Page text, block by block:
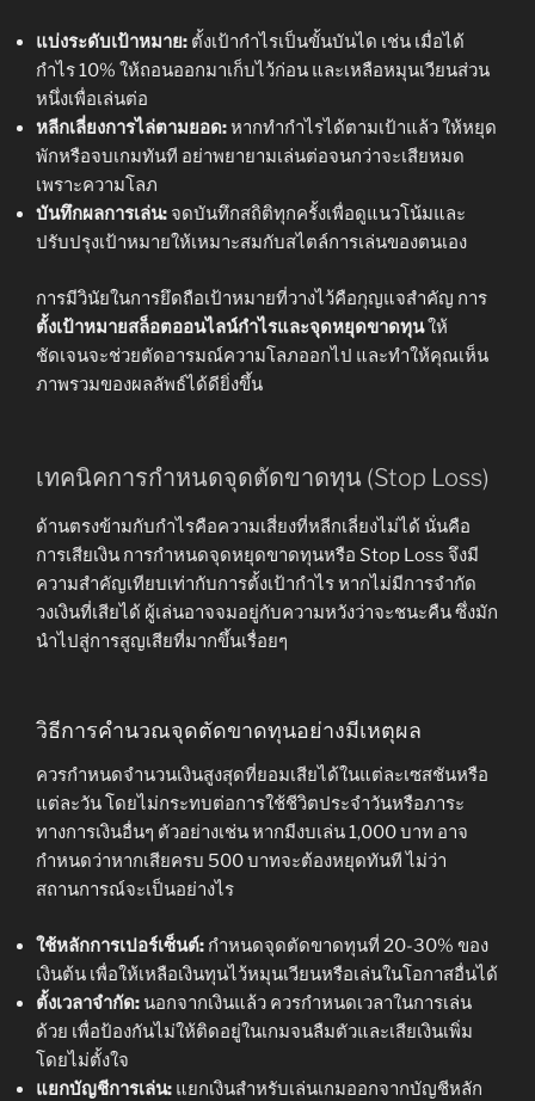
แบ่งระดับเป้าหมาย: ตั้งเป้ากำไรเป็นขั้นบันได เช่น เมื่อได้
กำไร 10% ให้ถอนออกมาเก็บไว้ก่อน และเหลือหมุนเวียนส่วน
หนึ่งเพื่อเล่นต่อ
หลีกเลี่ยงการไล่ตามยอด:หากทำกำไรได้ตามเป้าแล้ว ให้หยุด
พักหรือจบเกมทันที อย่าพยายามเล่นต่อจนกว่าจะเสียหมด
เพราะความโลภ
บันทึกผลการเล่น: จดบันทึกสถิติทุกครั้งเพื่อดูแนวโน้มและ
ปรับปรุงเป้าหมายให้เหมาะสมกับสไตล์การเล่นของตนเอง
การมีวินัยในการยึดถือเป้าหมายที่วางไว้คือกุญแจสำคัญ การ
ตั้งเป้าหมายสล็อตออนไลน์กำไรและจุดหยุดขาดทุนให้
ชัดเจนจะช่วยตัดอารมณ์ความโลภออกไป และทำให้คุณเห็น
ภาพรวมของผลลัพธ์ได้ดียิ่งขึ้น
เทคนิคการกำหนดจุดตัดขาดทุน (Stop Loss)
ด้านตรงข้ามกับกำไรคือความเสี่ยงที่หลีกเลี่ยงไม่ได้ นั่นคือ
การเสียเงิน การกำหนดจุดหยุดขาดทุนหรือ Stop Loss จึงมี
ความสำคัญเทียบเท่ากับการตั้งเป้ากำไร หากไม่มีการจำกัด
วงเงินที่เสียได้ ผู้เล่นอาจจมอยู่กับความหวังว่าจะชนะคืน ซึ่งมัก
นำไปสู่การสูญเสียที่มากขึ้นเรื่อยๆ
วิธีการคำนวณจุดตัดขาดทุนอย่างมีเหตุผล
ควรกำหนดจำนวนเงินสูงสุดที่ยอมเสียได้ในแต่ละเซสชันหรือ
แต่ละวัน โดยไม่กระทบต่อการใช้ชีวิตประจำวันหรือภาระ
ทางการเงินอื่นๆ ตัวอย่างเช่น หากมีงบเล่น 1,000 บาท อาจ
กำหนดว่าหากเสียครบ 500 บาทจะต้องหยุดทันที ไม่ว่า
สถานการณ์จะเป็นอย่างไร
ใช้หลักการเปอร์เซ็นต์: กำหนดจุดตัดขาดทุนที่ 20-30% ของ
เงินต้น เพื่อให้เหลือเงินทุนไว้หมุนเวียนหรือเล่นในโอกาสอื่นได้
ตั้งเวลาจำกัด: นอกจากเงินแล้ว ควรกำหนดเวลาในการเล่น
ด้วย เพื่อป้องกันไม่ให้ติดอยู่ในเกมจนลืมตัวและเสียเงินเพิ่ม
โดยไม่ตั้งใจ
แยกบัญชีการเล่น: แยกเงินสำหรับเล่นเกมออกจากบัญชีหลัก